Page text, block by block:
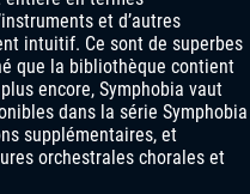
et d’autres
intuitif. Ce sont de superbes
que la bibliothèque contient
encore, Symphobia vaut
dans la série Symphobia
supplémentaires, et
orchestrales chorales et